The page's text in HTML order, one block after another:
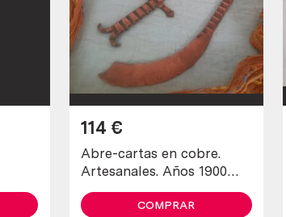
Abre-cartas en cobre.
Artesanales. Años 1900
maravillosos. Old open
letters in copper
114 €
COMPRAR